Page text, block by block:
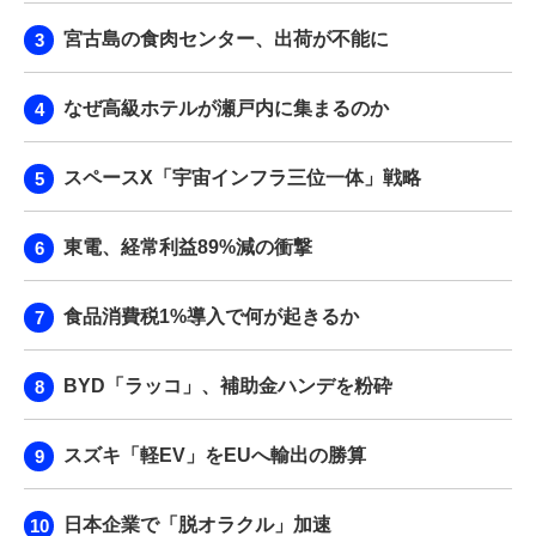
宮古島の食肉センター、出荷が不能に
なぜ高級ホテルが瀬戸内に集まるのか
スペースX「宇宙インフラ三位一体」戦略
東電、経常利益89%減の衝撃
食品消費税1%導入で何が起きるか
BYD「ラッコ」、補助金ハンデを粉砕
スズキ「軽EV」をEUへ輸出の勝算
日本企業で「脱オラクル」加速